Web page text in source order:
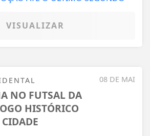
VISUALIZAR
08 DE MAI
NO FUTSAL DA
HISTÓRICO